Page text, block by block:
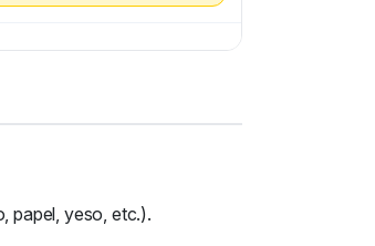
papel, yeso, etc.).